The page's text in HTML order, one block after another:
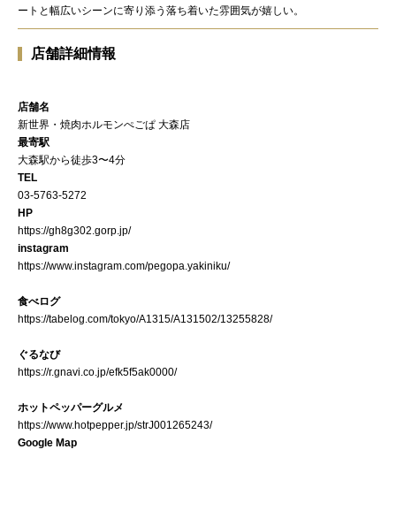
ートと幅広いシーンに寄り添う落ち着いた雰囲気が嬉しい。
店舗詳細情報
店舗名
新世界・焼肉ホルモンぺごぱ 大森店
最寄駅
大森駅から徒歩3〜4分
TEL
03-5763-5272
HP
https://gh8g302.gorp.jp/
instagram
https://www.instagram.com/pegopa.yakiniku/
食べログ
https://tabelog.com/tokyo/A1315/A131502/13255828/
ぐるなび
https://r.gnavi.co.jp/efk5f5ak0000/
ホットペッパーグルメ
https://www.hotpepper.jp/strJ001265243/
Google Map